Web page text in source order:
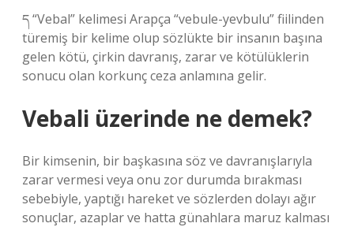
ད “Vebal” kelimesi Arapça “vebule-yevbulu” fiilinden
türemiş bir kelime olup sözlükte bir insanın başına
gelen kötü, çirkin davranış, zarar ve kötülüklerin
sonucu olan korkunç ceza anlamına gelir.
Vebali üzerinde ne demek?
Bir kimsenin, bir başkasına söz ve davranışlarıyla
zarar vermesi veya onu zor durumda bırakması
sebebiyle, yaptığı hareket ve sözlerden dolayı ağır
sonuçlar, azaplar ve hatta günahlara maruz kalması